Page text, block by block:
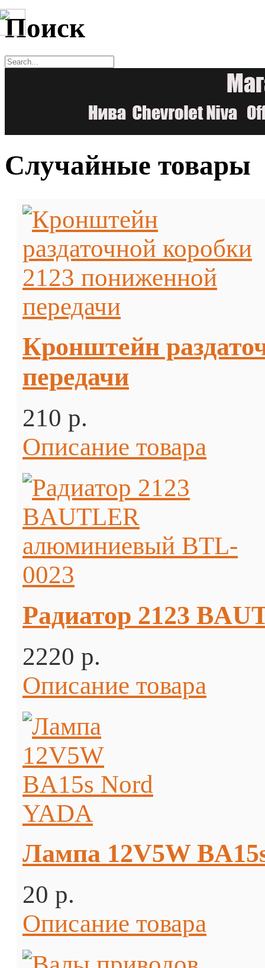
Поиск
Случайные товары
Кронштейн
передачи
210 p.
Описание товара
Радиатор 2123
2220 p.
Описание товара
Лампа 12V5W
20 p.
Описание товара